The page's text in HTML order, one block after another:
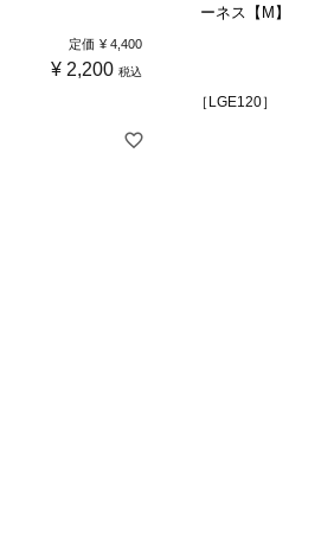
定価 ¥ 4,400
¥ 2,200 税込
ーネス【M】
［LGE120］